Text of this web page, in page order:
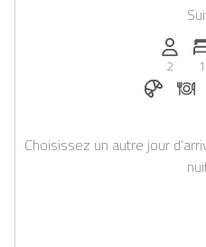
2
1
Choisissez un autre jour